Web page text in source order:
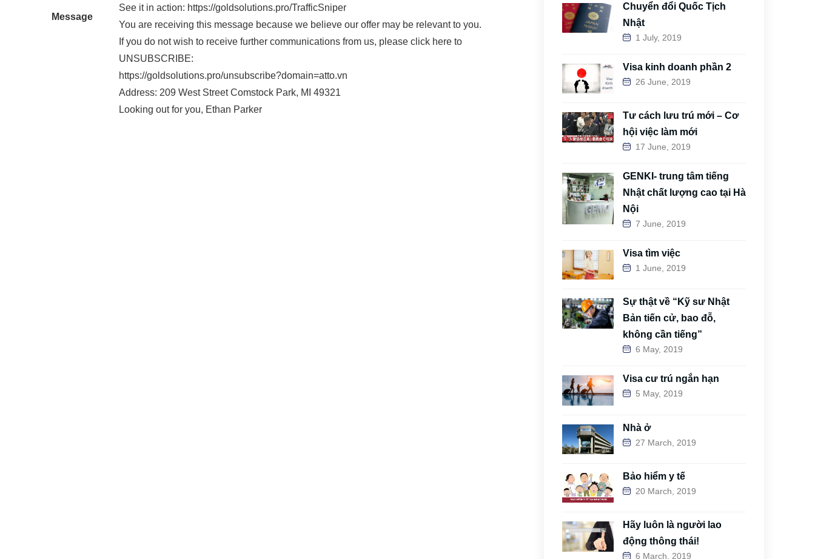
Message
See it in action: https://goldsolutions.pro/TrafficSniper
You are receiving this message because we believe our offer may be relevant to you.
If you do not wish to receive further communications from us, please click here to
UNSUBSCRIBE:
https://goldsolutions.pro/unsubscribe?domain=atto.vn
Address: 209 West Street Comstock Park, MI 49321
Looking out for you, Ethan Parker
Chuyển đổi Quốc Tịch
Nhật
1 July, 2019
Visa kinh doanh phần 2
26 June, 2019
Tư cách lưu trú mới – Cơ
hội việc làm mới
17 June, 2019
GENKI- trung tâm tiếng
Nhật chất lượng cao tại Hà
Nội
7 June, 2019
Visa tìm việc
1 June, 2019
Sự thật về “Kỹ sư Nhật
Bản tiến cử, bao đỗ,
không cần tiếng”
6 May, 2019
Visa cư trú ngắn hạn
5 May, 2019
Nhà ở
27 March, 2019
Bảo hiểm y tế
20 March, 2019
Hãy luôn là người lao
động thông thái!
6 March, 2019